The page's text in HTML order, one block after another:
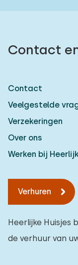
Contact
Contact
Veelgestelde
Verzekeringen
Over ons
Werken bij
Verhuren
Heerlijke Huisjes
de verhuur van